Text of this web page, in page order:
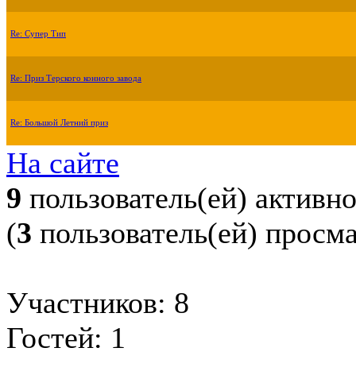
Re: Супер Тип
Re: Приз Терского конного завода
Re: Большой Летний приз
На сайте
9 пользователь(ей) активно
(3 пользователь(ей)
Участников: 8
Гостей: 1